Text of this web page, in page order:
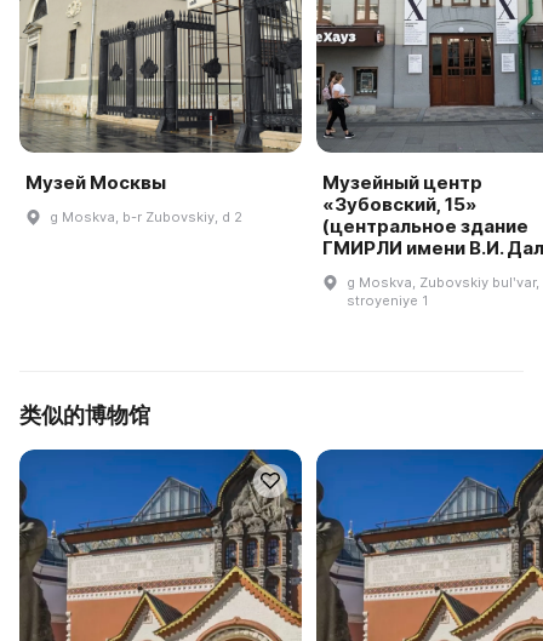
Музей Москвы
g Moskva, b-r Zubovskiy, d 2
Музейный центр
«Зубовский, 15»
(центральное здание
ГМИРЛИ имени В.И.
g Moskva, Zubovskiy bulʹvar,
stroyeniye 1
类似的博物馆